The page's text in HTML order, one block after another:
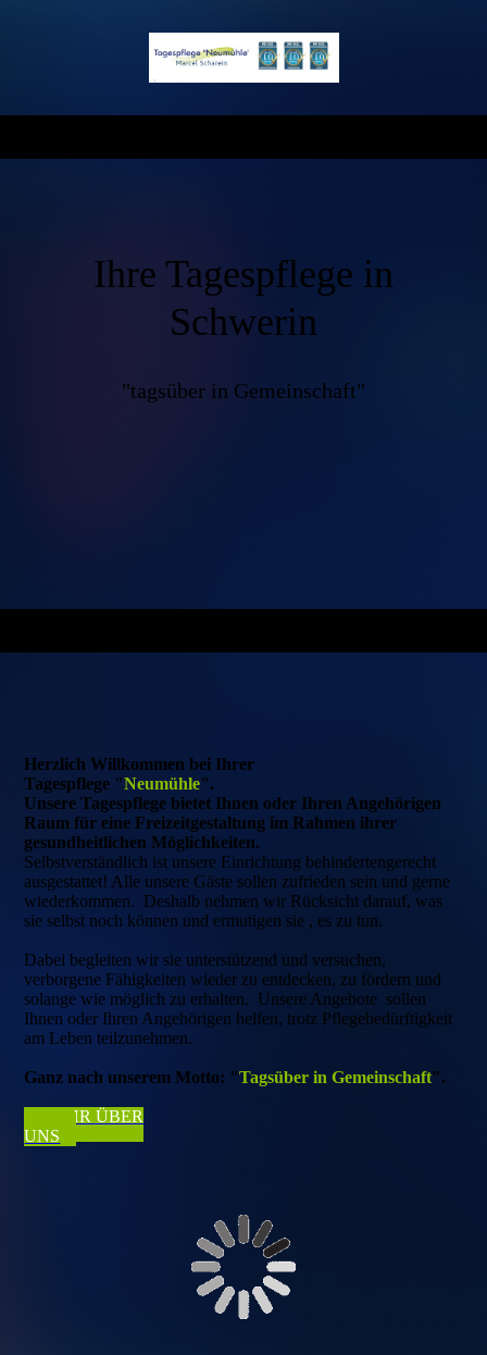
Ihre Tagespflege in
Schwerin
"tagsüber in Gemeinschaft"
Herzlich Willkommen bei Ihrer
Tagespflege "Neumühle".
Unsere Tagespflege bietet Ihnen oder Ihren Angehörigen
Raum für eine Freizeitgestaltung im Rahmen ihrer
gesundheitlichen Möglichkeiten.
Selbstverständlich ist unsere Einrichtung behindertengerecht
ausgestattet! Alle unsere Gäste sollen zufrieden sein und gerne
wiederkommen. Deshalb nehmen wir Rücksicht darauf, was
sie selbst noch können und ermutigen sie , es zu tun.
Dabei begleiten wir sie unterstützend und versuchen,
verborgene Fähigkeiten wieder zu entdecken, zu fördern und
solange wie möglich zu erhalten. Unsere Angebote sollen
Ihnen oder Ihren Angehörigen helfen, trotz Pflegebedürftigkeit
am Leben teilzunehmen.
Ganz nach unserem Motto: "Tagsüber in Gemeinschaft".
MEHR ÜBER
UNS